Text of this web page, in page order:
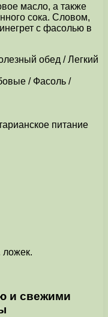
масло, а также
сока. Словом,
с фасолью в
обед / Легкий
/ Фасоль /
питание
ложек.
и свежими